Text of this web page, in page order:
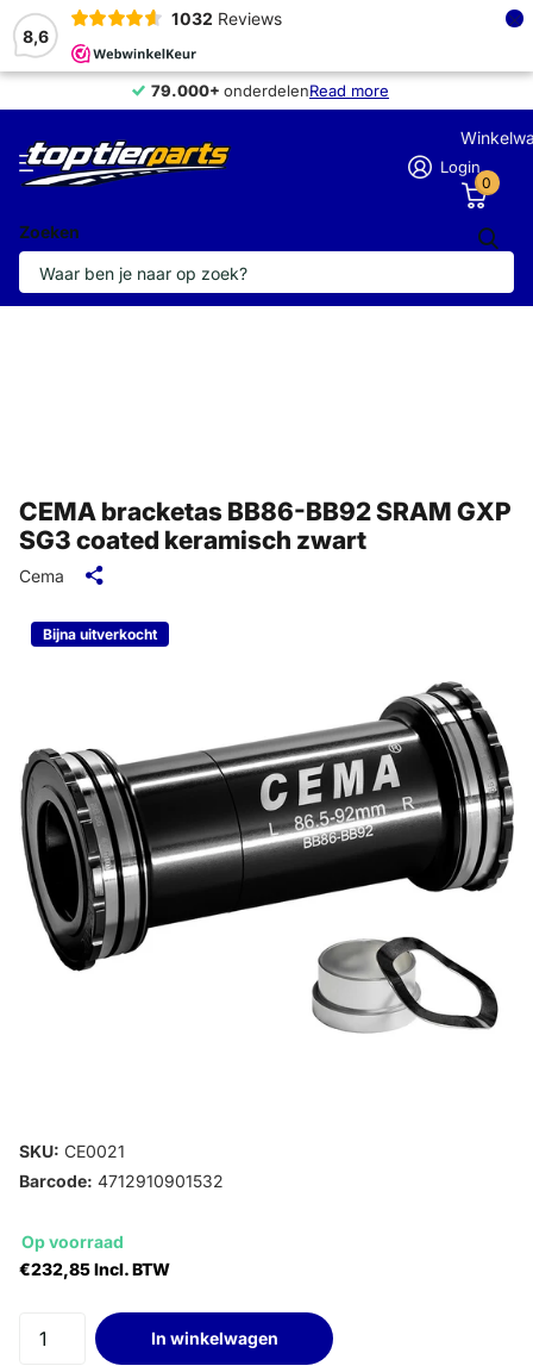
8,6
1032 Reviews ×
79.000+ onderdelenRead more
79.000+
Zoeken
Login
0
CEMA bracketas BB86-BB92 SRAM GXP
SG3 coated keramisch zwart
Cema
Bijna uitverkocht
SKU: CE0021
Barcode: 4712910901532
Op voorraad
€232,85 Incl. BTW
In winkelwagen